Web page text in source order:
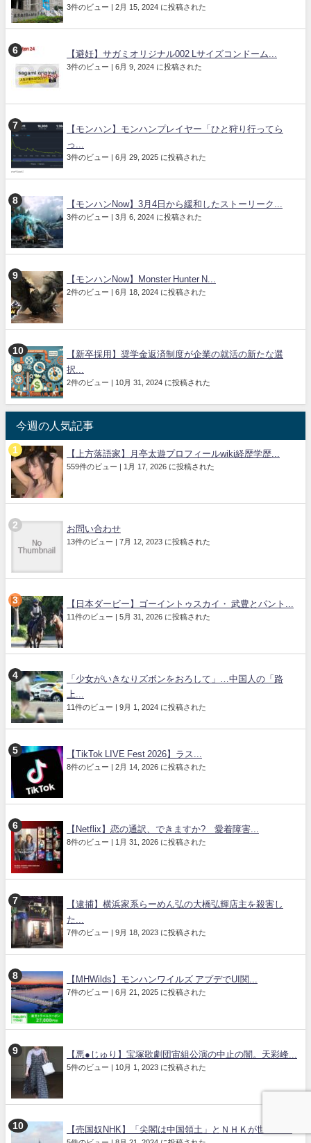
3件のビュー 2月 15, 2024 に投稿された
【避妊】サガミオリジナル002 Lサイズコンドーム...
3件のビュー 6月 9, 2024 に投稿された
【モンハン】モンハンプレイヤー「ひと狩り行ってら
っ...
3件のビュー 6月 29, 2025 に投稿された
【モンハンNow】3月4日から緩和したストーリーク...
3件のビュー 3月 6, 2024 に投稿された
【モンハンNow】Monster Hunter N...
2件のビュー 6月 18, 2024 に投稿された
【新卒採用】奨学金返済制度が企業の就活の新たな選
択...
2件のビュー 10月 31, 2024 に投稿された
今週の人気記事
【上方落語家】月亭太遊プロフィールwiki経歴学歴...
559件のビュー 1月 17, 2026 に投稿された
お問い合わせ
13件のビュー 7月 12, 2023 に投稿された
【日本ダービー】ゴーイントゥスカイ・ 武豊とパント...
11件のビュー 5月 31, 2026 に投稿された
「少女がいきなりズボンをおろして」…中国人の「路
上...
11件のビュー 9月 1, 2024 に投稿された
【TikTok LIVE Fest 2026】ラス...
8件のビュー 2月 14, 2026 に投稿された
【Netflix】恋の通訳、できますか? 愛着障害...
8件のビュー 1月 31, 2026 に投稿された
【逮捕】横浜家系らーめん弘の大橋弘輝店主を殺害し
た...
7件のビュー 9月 18, 2023 に投稿された
【MHWilds】モンハンワイルズ アプデでUI関...
7件のビュー 6月 21, 2025 に投稿された
【悪●じゅり】宝塚歌劇団宙組公演の中止の闇。天彩峰...
5件のビュー 10月 1, 2023 に投稿された
【売国奴NHK】「尖閣は中国領土」とＮＨＫが世界に...